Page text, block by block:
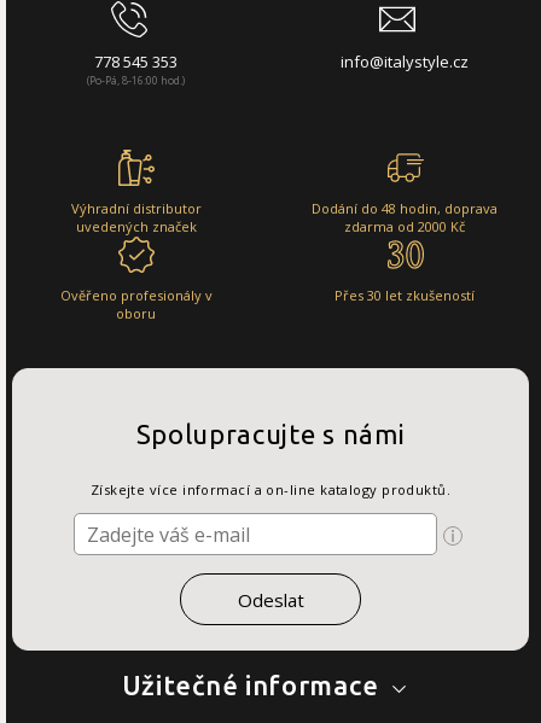
778 545 353
(Po-Pá, 8-16:00 hod.)
info@italystyle.cz
Výhradní distributor
uvedených značek
Dodání do 48 hodin, doprava
zdarma od 2000 Kč
Ověřeno profesionály v
oboru
Přes 30 let zkušeností
Užitečné informace
Spolupracujte s námi
Získejte více informací a on-line katalogy produktů.